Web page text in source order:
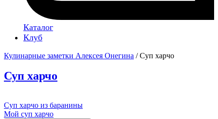
Каталог
Клуб
Кулинарные заметки Алексея Онегина / Суп харчо
Суп харчо
Суп харчо из баранины
Мой суп харчо